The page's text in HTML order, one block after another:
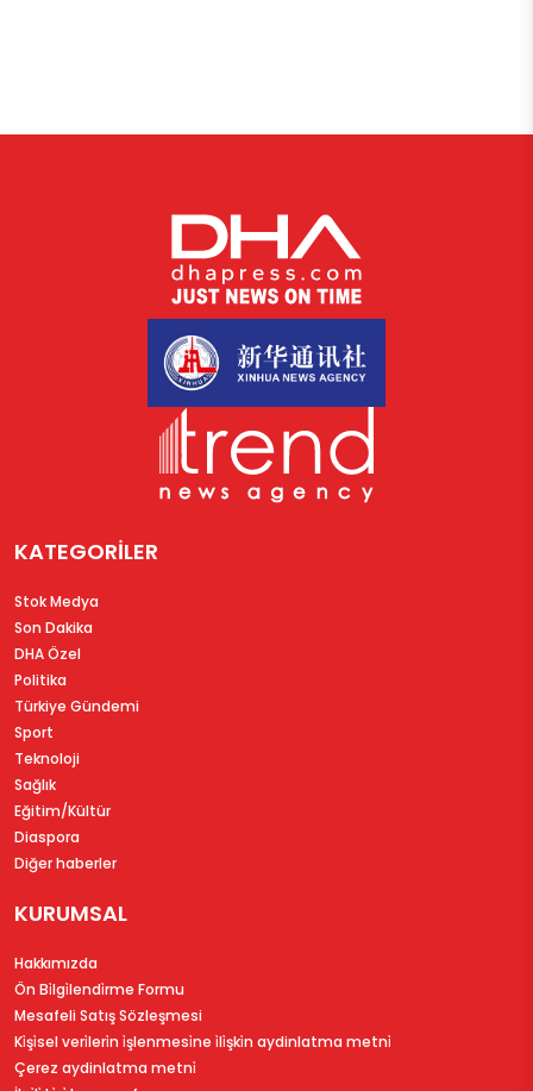
KATEGORİLER
Stok Medya
Son Dakika
DHA Özel
Politika
Türkiye Gündemi
Sport
Teknoloji
Sağlık
Eğitim/Kültür
Diaspora
Diğer haberler
KURUMSAL
Hakkımızda
Ön Bi̇lgi̇lendi̇rme Formu
Mesafeli Satış Sözleşmesi
Ki̇şi̇sel veri̇leri̇n i̇şlenmesi̇ne i̇li̇şki̇n aydinlatma metni̇
Çerez aydinlatma metni̇